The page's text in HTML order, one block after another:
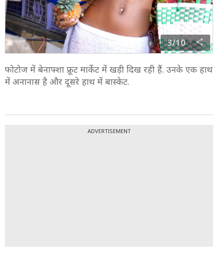
3/10
फोटोज में बेनाफ्शा फ्रूट मार्केट में खड़ी दिख रही हैं. उनके एक हाथ
में अनानास है और दूसरे हाथ में बास्केट.
ADVERTISEMENT